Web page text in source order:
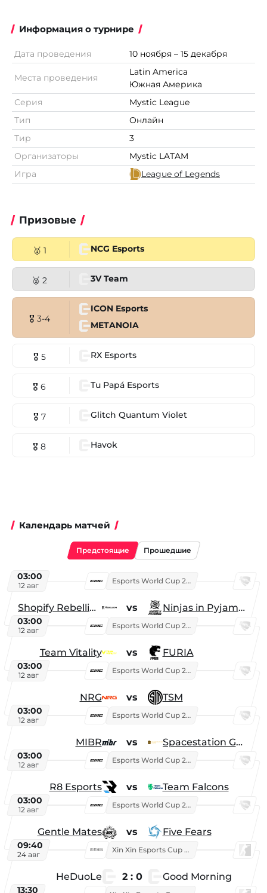
Информация о турнире
Дата проведения 10 ноября – 15 декабря
Места проведения
Latin America
Южная Америка
Серия
Mystic League
Тип
Онлайн
Тир
3
Организаторы
Mystic LATAM
Игра
League of Legends
Призовые
🥇 1 NCG Esports
🥈 2 3V Team
🎖 3-4
ICON Esports
METANOIA
🎖 5 RX Esports
🎖 6 Tu Papá Esports
🎖 7 Glitch Quantum Violet
🎖 8 Havok
Календарь матчей
Предстоящие Прошедшие
03:00
12 авг
Esports World Cup 2026
Shopify Rebellion vs Ninjas in Pyjamas
03:00
12 авг
Esports World Cup 2026
Team Vitality vs FURIA
03:00
12 авг
Esports World Cup 2026
NRG vs TSM
03:00
12 авг
Esports World Cup 2026
MIBR vs Spacestation Gaming
03:00
12 авг
Esports World Cup 2026
R8 Esports vs Team Falcons
03:00
12 авг
Esports World Cup 2026
Gentle Mates vs Five Fears
09:40
24 авг
Xin Xin Esports Cup 2025
HeDuoLe 2 : 0 Good Morning
13:30